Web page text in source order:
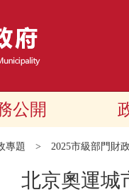
公開
專題 > 2025市級部門財
北京奧運城